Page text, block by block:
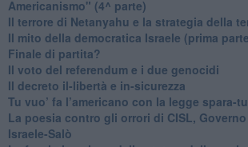
Americanismo" (4^ parte)
​Il terrore di Netanyahu e la strategia della
Il mito della democratica Israele (prima
​Finale di partita?
​Il voto del referendum e i due genocidi
Il decreto il-libertà e in-sicurezza
Tu vuo’ fa l’americano con la legge spara-
La poesia contro gli orrori di CISL,
Israele-Salò